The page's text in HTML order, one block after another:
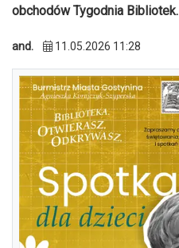
obchodów Tygodnia Bibliotek.
and. 11.05.2026 11:28